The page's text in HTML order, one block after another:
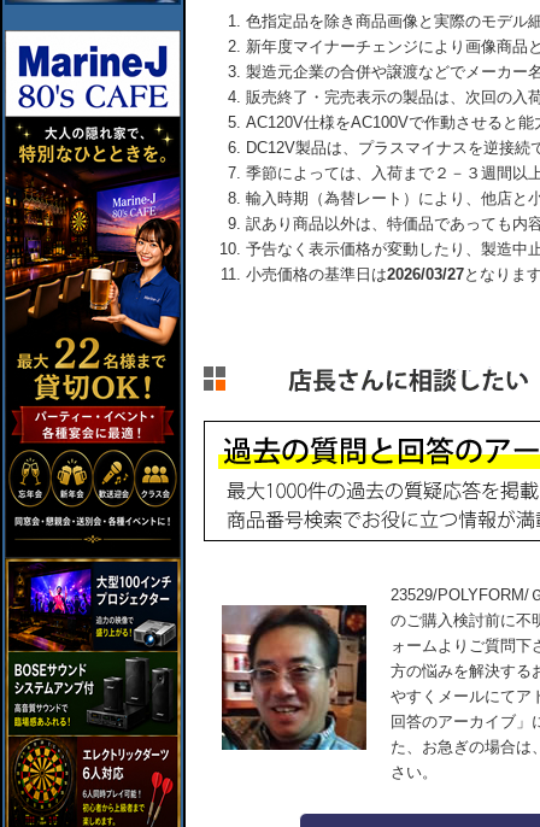
色指定品を除き商品画像と実際のモデル
新年度マイナーチェンジにより画像商品
製造元企業の合併や譲渡などでメーカー
販売終了・完売表示の製品は、次回の入
AC120V仕様をAC100Vで作動させると
DC12V製品は、プラスマイナスを逆接
季節によっては、入荷まで２－３週間以
輸入時期（為替レート）により、他店と
訳あり商品以外は、特価品であっても内
予告なく表示価格が変動したり、製造中
小売価格の基準日は2026/03/27となりま
23529/POLYFORM/
のご購入検討前に不
ォームよりご質問下
方の悩みを解決する
やすくメールにてア
回答のアーカイブ」
た、お急ぎの場合は
さい。